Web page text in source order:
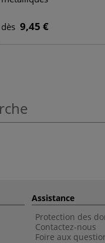
dès 9,45 €
Assistance
Protection des
Contactez-nous
Foire aux